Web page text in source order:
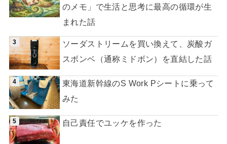
のメモ」で生活と思考に最高の循環が生
まれた話
ソーダストリームを買い換えて、炭酸ガ
スボンベ（通称ミドボン）を直結した話
東海道新幹線のS Work Pシートに乗って
みた
自己責任でユッケを作った